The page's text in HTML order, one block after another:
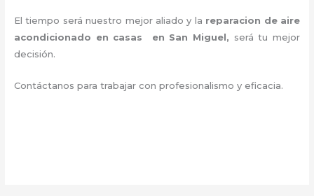
El tiempo será nuestro mejor aliado y la reparacion de aire
acondicionado en casas en San Miguel, será tu mejor
decisión.
Contáctanos para trabajar con profesionalismo y eficacia.